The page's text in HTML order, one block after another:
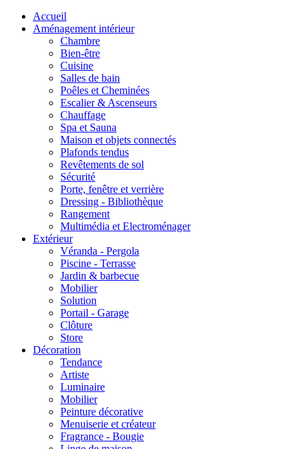
Accueil
Aménagement intérieur
Chambre
Bien-être
Cuisine
Salles de bain
Poêles et Cheminées
Escalier & Ascenseurs
Chauffage
Spa et Sauna
Maison et objets connectés
Plafonds tendus
Revêtements de sol
Sécurité
Porte, fenêtre et verrière
Dressing - Bibliothèque
Rangement
Multimédia et Electroménager
Extérieur
Véranda - Pergola
Piscine - Terrasse
Jardin & barbecue
Mobilier
Solution
Portail - Garage
Clôture
Store
Décoration
Tendance
Artiste
Luminaire
Mobilier
Peinture décorative
Menuiserie et créateur
Fragrance - Bougie